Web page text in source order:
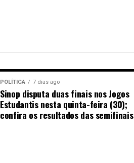
POLÍTICA 7 dias ago
Sinop disputa duas finais nos Jogos
Estudantis nesta quinta-feira (30);
confira os resultados das semifinais